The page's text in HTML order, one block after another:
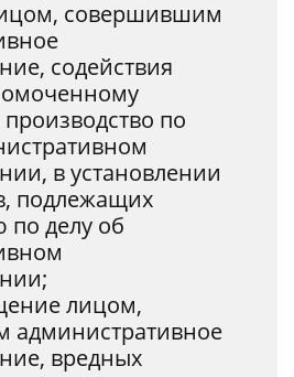
совершившим
содействия
по
в установлении
подлежащих
по делу об
лицом,
вредных